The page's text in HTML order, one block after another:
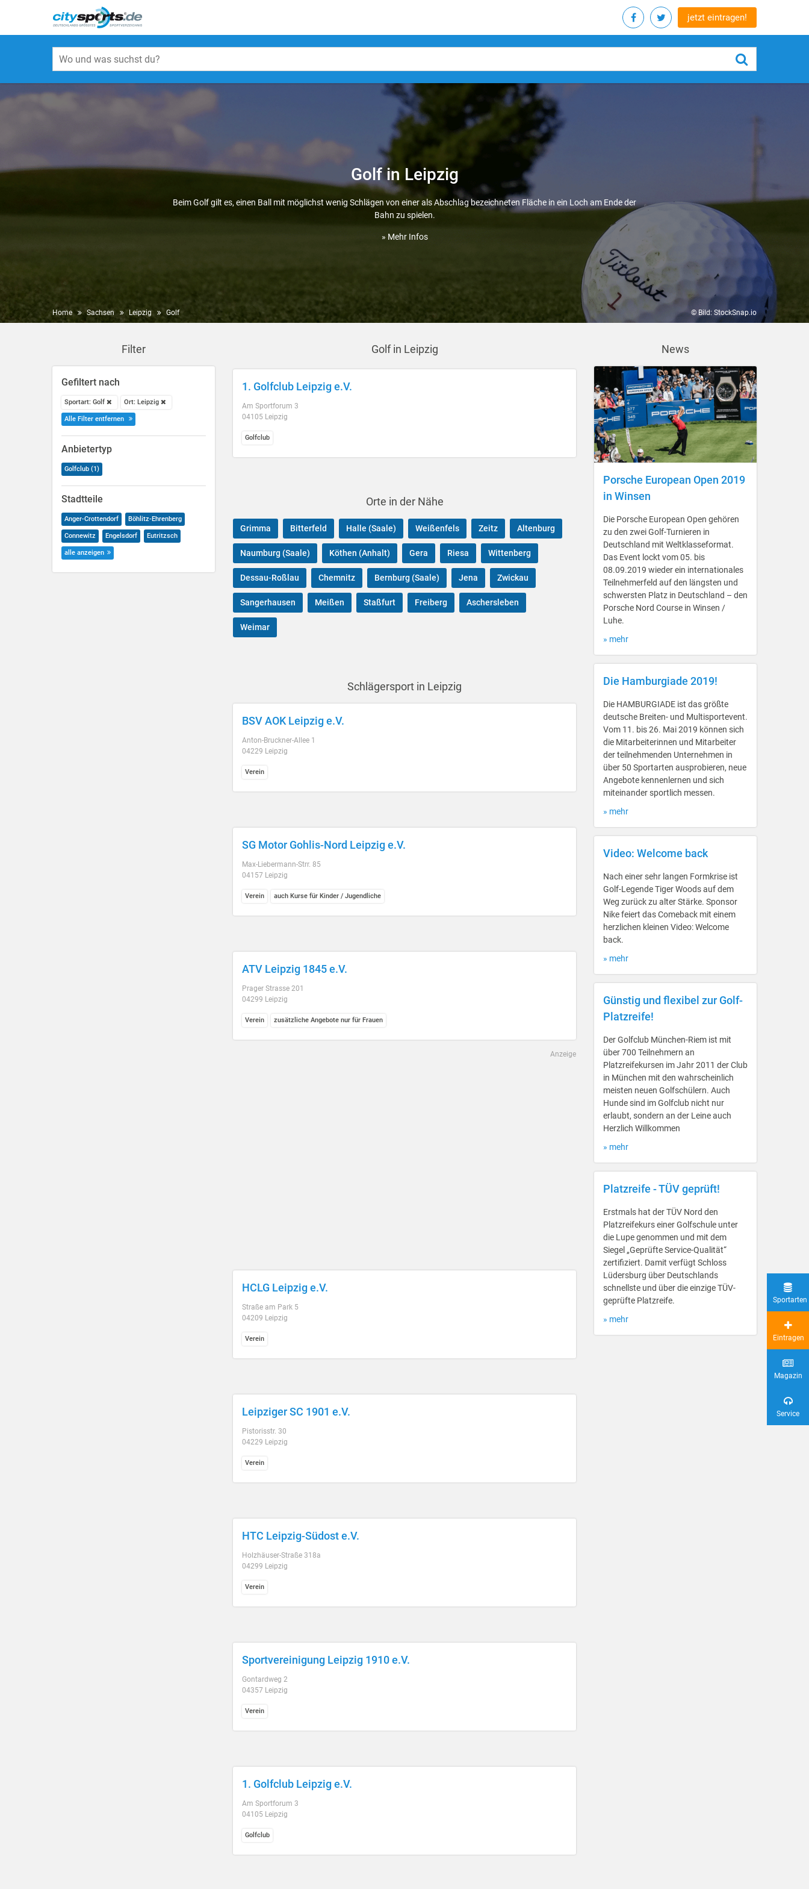
jetzt eintragen!
Golf in Leipzig
Beim Golf gilt es, einen Ball mit möglichst wenig Schlägen von einer als Abschlag bezeichneten Fläche in ein Loch am Ende der
Bahn zu spielen.
» Mehr Infos
Home Sachsen Leipzig Golf © Bild: StockSnap.io
Filter
Gefiltert nach
Sportart: Golf Ort: Leipzig
Alle Filter entfernen
Anbietertyp
Golfclub (1)
Stadtteile
Anger-Crottendorf Böhlitz-Ehrenberg
Connewitz Engelsdorf Eutritzsch
alle anzeigen
Golf in Leipzig
1. Golfclub Leipzig e.V.
Am Sportforum 3
04105 Leipzig
Golfclub
Orte in der Nähe
Grimma Bitterfeld Halle (Saale) Weißenfels Zeitz Altenburg
Naumburg (Saale) Köthen (Anhalt) Gera Riesa Wittenberg
Dessau-Roßlau Chemnitz Bernburg (Saale) Jena Zwickau
Sangerhausen Meißen Staßfurt Freiberg Aschersleben
Weimar
Schlägersport in Leipzig
BSV AOK Leipzig e.V.
Anton-Bruckner-Allee 1
04229 Leipzig
Verein
SG Motor Gohlis-Nord Leipzig e.V.
Max-Liebermann-Strr. 85
04157 Leipzig
Verein auch Kurse für Kinder / Jugendliche
ATV Leipzig 1845 e.V.
Prager Strasse 201
04299 Leipzig
Verein zusätzliche Angebote nur für Frauen
Anzeige
HCLG Leipzig e.V.
Straße am Park 5
04209 Leipzig
Verein
Leipziger SC 1901 e.V.
Pistorisstr. 30
04229 Leipzig
Verein
HTC Leipzig-Südost e.V.
Holzhäuser-Straße 318a
04299 Leipzig
Verein
Sportvereinigung Leipzig 1910 e.V.
Gontardweg 2
04357 Leipzig
Verein
1. Golfclub Leipzig e.V.
Am Sportforum 3
04105 Leipzig
Golfclub
News
Porsche European Open 2019
in Winsen
Die Porsche European Open gehören
zu den zwei Golf-Turnieren in
Deutschland mit Weltklasseformat.
Das Event lockt vom 05. bis
08.09.2019 wieder ein internationales
Teilnehmerfeld auf den längsten und
schwersten Platz in Deutschland – den
Porsche Nord Course in Winsen /
Luhe.
» mehr
Die Hamburgiade 2019!
Die HAMBURGIADE ist das größte
deutsche Breiten- und Multisportevent.
Vom 11. bis 26. Mai 2019 können sich
die Mitarbeiterinnen und Mitarbeiter
der teilnehmenden Unternehmen in
über 50 Sportarten ausprobieren, neue
Angebote kennenlernen und sich
miteinander sportlich messen.
» mehr
Video: Welcome back
Nach einer sehr langen Formkrise ist
Golf-Legende Tiger Woods auf dem
Weg zurück zu alter Stärke. Sponsor
Nike feiert das Comeback mit einem
herzlichen kleinen Video: Welcome
back.
» mehr
Günstig und flexibel zur Golf-
Platzreife!
Der Golfclub München-Riem ist mit
über 700 Teilnehmern an
Platzreifekursen im Jahr 2011 der Club
in München mit den wahrscheinlich
meisten neuen Golfschülern. Auch
Hunde sind im Golfclub nicht nur
erlaubt, sondern an der Leine auch
Herzlich Willkommen
» mehr
Platzreife - TÜV geprüft!
Erstmals hat der TÜV Nord den
Platzreifekurs einer Golfschule unter
die Lupe genommen und mit dem
Siegel „Geprüfte Service-Qualität“
zertifiziert. Damit verfügt Schloss
Lüdersburg über Deutschlands
schnellste und über die einzige TÜV-
geprüfte Platzreife.
» mehr
Sportarten
Eintragen
Magazin
Service